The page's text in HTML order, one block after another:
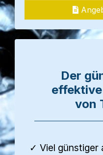
Der
von
✓ Viel günstiger